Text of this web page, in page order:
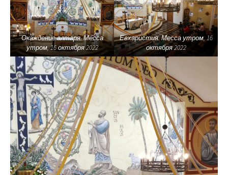
Окаждение алтаря. Месса
утром, 16 октября 2022
Евхаристия. Месса утром, 16
октября 2022